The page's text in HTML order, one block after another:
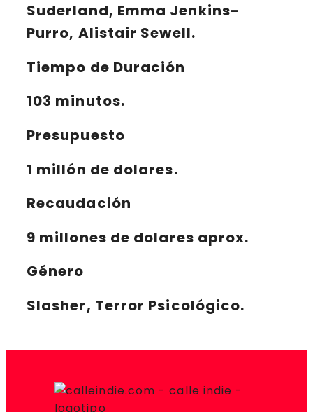
Suderland, Emma Jenkins-
Purro, Alistair Sewell.
Tiempo de Duración
103 minutos.
Presupuesto
1 millón de dolares.
Recaudación
9 millones de dolares aprox.
Género
Slasher, Terror Psicológico.